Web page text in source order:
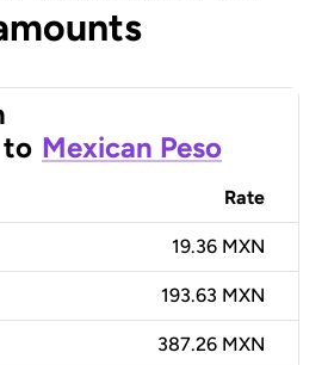
to Mexican Peso
Rate
19.36 MXN
193.63 MXN
387.26 MXN